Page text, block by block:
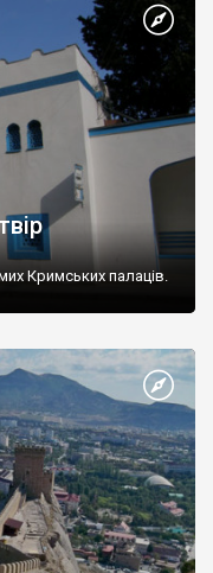
Кримських палаців.